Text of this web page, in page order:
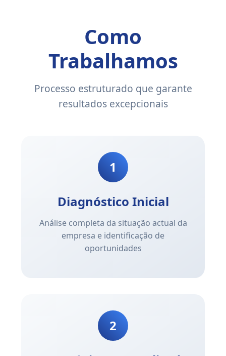
Como
Trabalhamos
Processo estruturado que garante
resultados excepcionais
1
Diagnóstico Inicial
Análise completa da situação actual da
empresa e identificação de
oportunidades
2